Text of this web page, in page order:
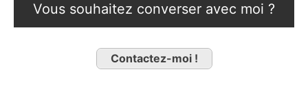
Vous souhaitez converser avec moi ?
Contactez-moi !